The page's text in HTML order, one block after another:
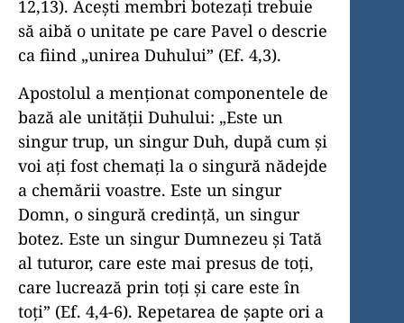
12,13). Aceşti membri botezaţi trebuie
să aibă o unitate pe care Pavel o descrie
ca fiind „unirea Duhului” (Ef. 4,3).
Apostolul a menţionat componentele de
bază ale unităţii Duhului: „Este un
singur trup, un singur Duh, după cum şi
voi aţi fost chemaţi la o singură nădejde
a chemării voastre. Este un singur
Domn, o singură credinţă, un singur
botez. Este un singur Dumnezeu şi Tată
al tuturor, care este mai presus de toţi,
care lucrează prin toţi şi care este în
toţi” (Ef. 4,4-6). Repetarea de şapte ori a